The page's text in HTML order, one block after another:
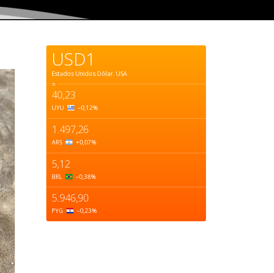
USD1
Estados Unidos Dólar. USA
=
40,23
UYU –0,12%
1.497,26
ARS +0,07%
5,12
BRL –0,38%
5.946,90
PYG –0,23%